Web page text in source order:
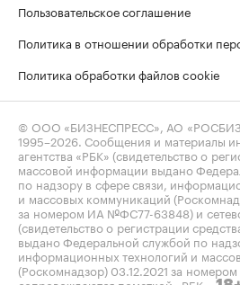
Пользовательское соглашение
Политика в отношении обработки
Политика обработки файлов cookie
© ООО «БИЗНЕСПРЕСС», АО
1995–2026 . Сообщения и материалы
агентства «РБК» (свидетельство о
массовой информации выдано
по надзору в сфере связи,
и массовых коммуникаций
за номером ИА №ФС77-63848) и
(свидетельство о регистрации
выдано Федеральной службой по
информационных технологий и
(Роскомнадзор) 03.12.2021 за